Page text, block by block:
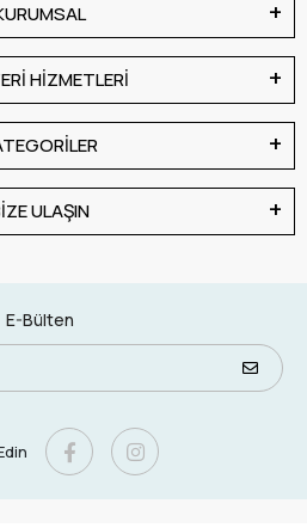
HİZMETLERİ
ULAŞIN
E-Bülten